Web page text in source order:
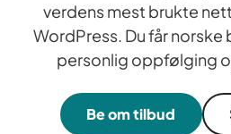
verdens mest brukte
WordPress. Du får
personlig oppfølging
Be om tilbud